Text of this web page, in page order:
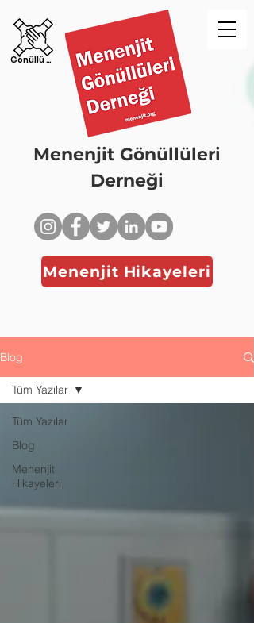
Menenjit Gönüllüleri
Derneği
Menenjit Hikayeleri
Gönüllü Ol!
Blog
Tüm Yazılar
Blog
Menenjit
Hikayeleri
Tüm Yazılar